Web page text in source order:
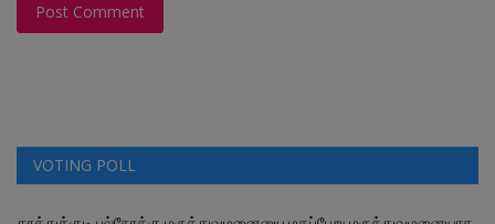
Post Comment
VOTING POLL